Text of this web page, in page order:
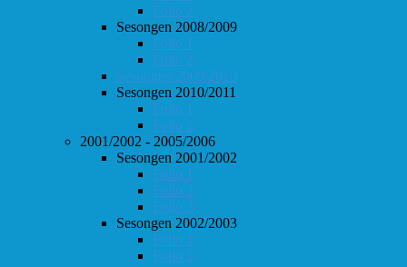
Follo 2
Sesongen 2008/2009
Follo 1
Follo 2
Sesongen 2009/2010
Sesongen 2010/2011
Follo 1
Follo 2
2001/2002 - 2005/2006
Sesongen 2001/2002
Follo 1
Follo 2
Follo 3
Sesongen 2002/2003
Follo 1
Follo 2